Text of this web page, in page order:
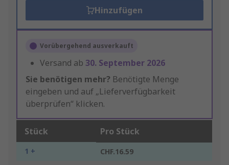
Hinzufügen
Vorübergehend ausverkauft
Versand ab 30. September 2026
Sie benötigen mehr? Benötigte Menge
eingeben und auf „Lieferverfügbarkeit
überprüfen“ klicken.
Stück Pro Stück
1 + CHF.16.59